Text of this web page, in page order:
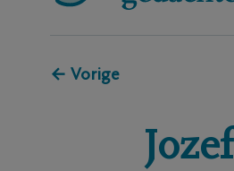
← Vorige
Jozef